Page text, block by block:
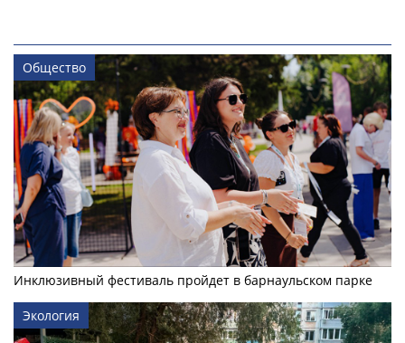
Общество
Инклюзивный фестиваль пройдет в барнаульском парке
Экология